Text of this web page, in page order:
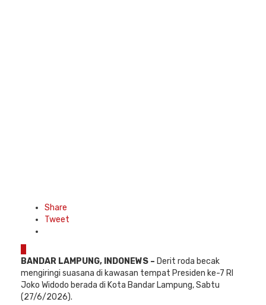
Share
Tweet
BANDAR LAMPUNG, INDONEWS – Derit roda becak
mengiringi suasana di kawasan tempat Presiden ke-7 RI
Joko Widodo berada di Kota Bandar Lampung, Sabtu
(27/6/2026).